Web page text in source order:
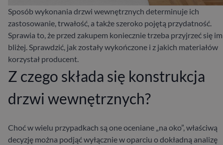
Sposób wykonania drzwi wewnętrznych determinuje ich
zastosowanie, trwałość, a także szeroko pojętą przydatność.
Sprawia to, że przed zakupem koniecznie trzeba przyjrzeć się im
bliżej. Sprawdzić, jak zostały wykończone i z jakich materiałów
korzystał producent.
Z czego składa się konstrukcja
drzwi wewnętrznych?
Choć w wielu przypadkach są one oceniane „na oko”, właściwą
decyzję można podjąć wyłącznie w oparciu o dokładną analizę